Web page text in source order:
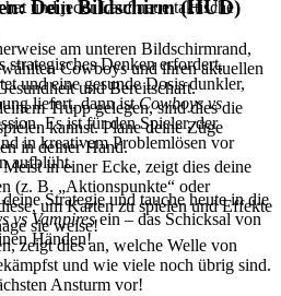
und jeder Lauf neue taktische
strategisches Denken erfordert,
und eine gesunde Dosis dunkler,
liefert, dann istCowboys vs
Es ist für den Spieler, der
in kreativem Problemlösen vor
aufblüht.
Strategie und tauche heute in die
vs Vampiresein – das Schicksal von
Händen!
Dein Bildschirm (HUD)
am unteren Bildschirmrand,
Cowboys und ihren aktuellen
und Bereitschaft.
Trupp gelegen, sind dies die
kannst. Plane deine Züge
in deiner Hand.
Meist in einer Ecke, zeigt dies deine
(z. B. „Aktionspunkte“ oder
um Karten zu spielen und Effekte
sie weise!
zeigt dies an, welche Welle von
und wie viele noch übrig sind.
Ansturm vor!